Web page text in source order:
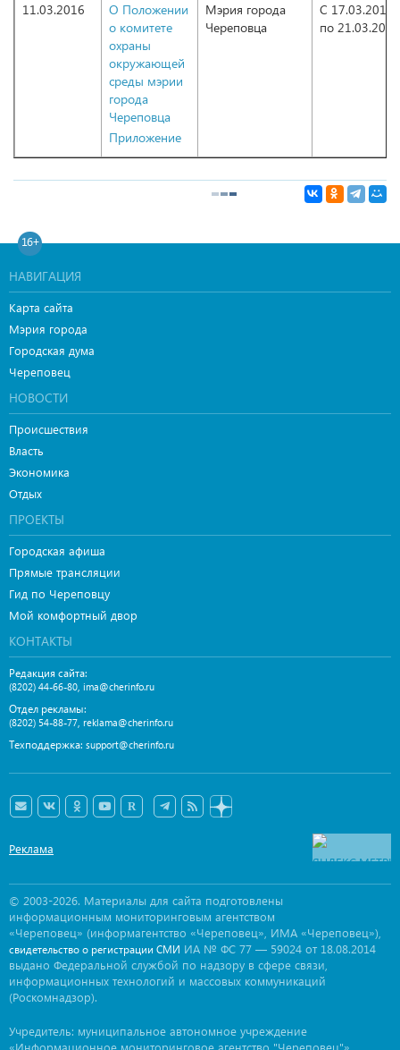
11.03.2016
О Положении
о комитете
охраны
окружающей
среды мэрии
города
Череповца
Приложение
Мэрия города
Череповца
С 17.03.2016
по 21.03.2016
16+
НАВИГАЦИЯ
Карта сайта
Мэрия города
Городская дума
Череповец
НОВОСТИ
Происшествия
Власть
Экономика
Отдых
ПРОЕКТЫ
Городская афиша
Прямые трансляции
Гид по Череповцу
Мой комфортный двор
КОНТАКТЫ
Редакция сайта:
(8202) 44-66-80, ima@cherinfo.ru
Отдел рекламы:
(8202) 54-88-77, reklama@cherinfo.ru
Техподдержка: support@cherinfo.ru
Реклама
© 2003-2026. Материалы для сайта подготовлены
информационным мониторинговым агентством
«Череповец» (информагентство «Череповец», ИМА «Череповец»),
свидетельство о регистрации СМИ ИА № ФС 77 — 59024 от 18.08.2014
выдано Федеральной службой по надзору в сфере связи,
информационных технологий и массовых коммуникаций
(Роскомнадзор).
Учредитель: муниципальное автономное учреждение
«Информационное мониторинговое агентство "Череповец"».